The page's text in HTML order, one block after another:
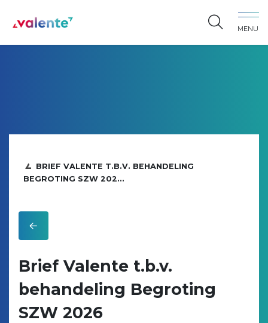
MENU
BRIEF VALENTE T.B.V. BEHANDELING
BEGROTING SZW 202...
Brief Valente t.b.v.
behandeling Begroting
SZW 2026